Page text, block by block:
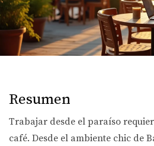
Resumen
Trabajar desde el paraíso
café. Desde el ambiente chic de